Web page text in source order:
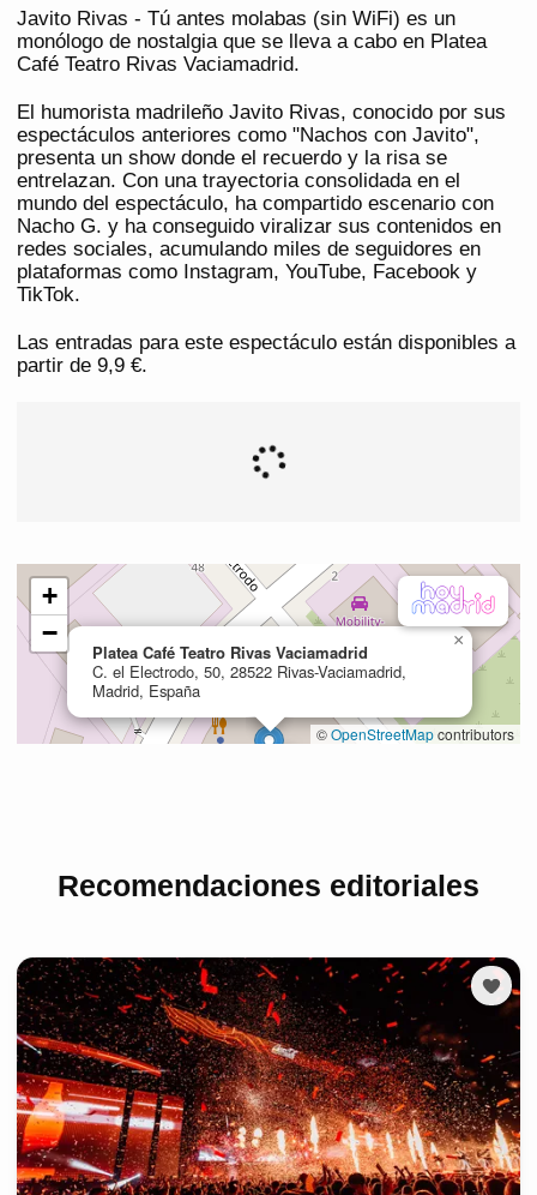
Javito Rivas - Tú antes molabas (sin WiFi) es un
monólogo de nostalgia que se lleva a cabo en Platea
Café Teatro Rivas Vaciamadrid.
El humorista madrileño Javito Rivas, conocido por sus
espectáculos anteriores como "Nachos con Javito",
presenta un show donde el recuerdo y la risa se
entrelazan. Con una trayectoria consolidada en el
mundo del espectáculo, ha compartido escenario con
Nacho G. y ha conseguido viralizar sus contenidos en
redes sociales, acumulando miles de seguidores en
plataformas como Instagram, YouTube, Facebook y
TikTok.
Las entradas para este espectáculo están disponibles a
partir de 9,9 €.
Recomendaciones editoriales